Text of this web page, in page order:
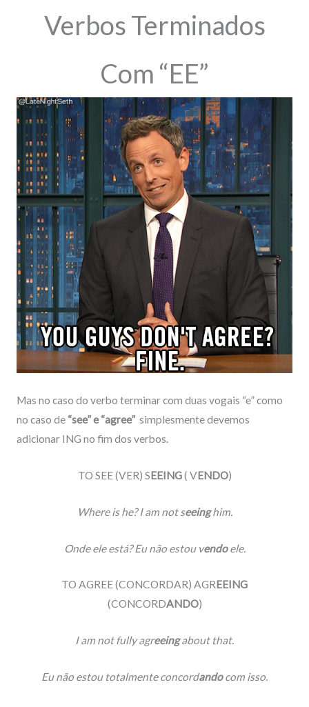
Verbos Terminados
Com “EE”
Mas no caso do verbo terminar com duas vogais “e” como
no caso de “see” e “agree”simplesmente devemos
adicionar ING no fim dos verbos.
TO SEE (VER) SEEING( VENDO)
Where is he? I am not seeinghim.
Onde ele está? Eu não estou vendoele.
TO AGREE (CONCORDAR) AGREEING
(CONCORDANDO)
I am not fully agreeingabout that.
Eu não estou totalmente concordandocom isso.